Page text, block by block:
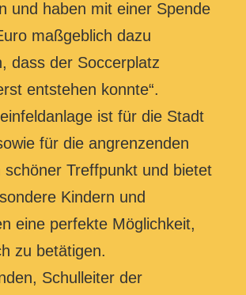
und haben mit einer Spende
maßgeblich dazu
dass der Soccerplatz
entstehen konnte“.
ist für die Stadt
für die angrenzenden
schöner Treffpunkt und bietet
Kindern und
eine perfekte Möglichkeit,
zu betätigen.
Schulleiter der